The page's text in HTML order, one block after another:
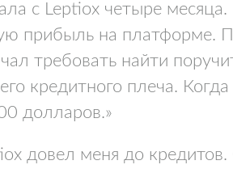
с Leptiox четыре
прибыль на платформе.
требовать найти
кредитного плеча. Когда
долларов.»
довел меня до